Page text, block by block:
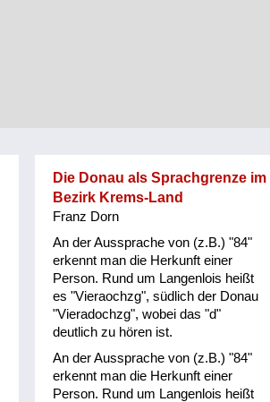
Die Donau als Sprachgrenze im
Bezirk Krems-Land
Franz Dorn
An der Aussprache von (z.B.) "84"
erkennt man die Herkunft einer
Person. Rund um Langenlois heißt
es "Vieraochzg", südlich der Donau
"Vieradochzg", wobei das "d"
deutlich zu hören ist.
An der Aussprache von (z.B.) "84"
erkennt man die Herkunft einer
Person. Rund um Langenlois heißt